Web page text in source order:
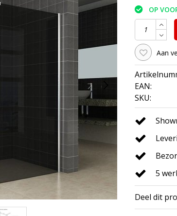
OP
Aan
EAN:
SKU:
5
Deel dit